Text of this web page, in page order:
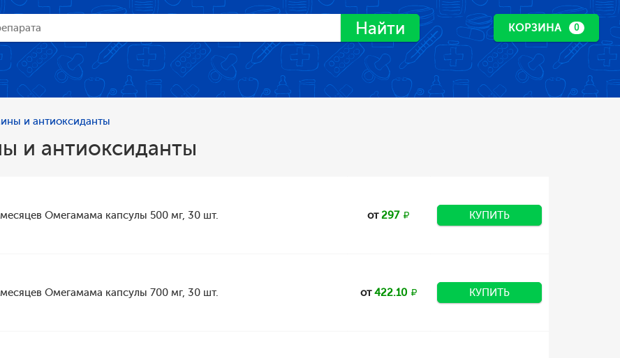
Найти КОРЗИНА 0
и антиоксиданты
и антиоксиданты
Омегамама капсулы 500 мг, 30 шт. от297 КУПИТЬ
Омегамама капсулы 700 мг, 30 шт. от422.10 КУПИТЬ